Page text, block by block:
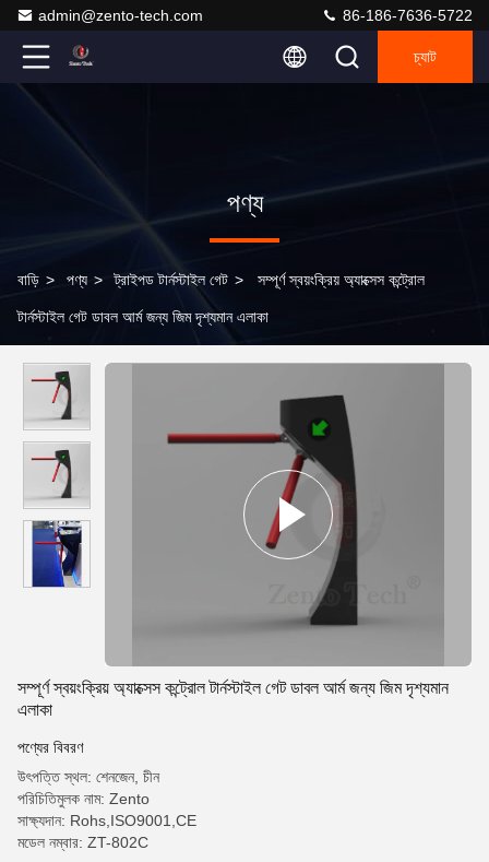
admin@zento-tech.com 86-186-7636-5722
চ্যাট
পণ্য
বাড়ি > পণ্য > ট্রাইপড টার্নস্টাইল গেট > সম্পূর্ণ স্বয়ংক্রিয় অ্যাক্সেস কন্ট্রোল
টার্নস্টাইল গেট ডাবল আর্ম জন্য জিম দৃশ্যমান এলাকা
সম্পূর্ণ স্বয়ংক্রিয় অ্যাক্সেস কন্ট্রোল টার্নস্টাইল গেট ডাবল আর্ম জন্য জিম দৃশ্যমান
এলাকা
পণ্যের বিবরণ
উৎপত্তি স্থল: শেনজেন, চীন
পরিচিতিমুলক নাম: Zento
সাক্ষ্যদান: Rohs,ISO9001,CE
মডেল নম্বার: ZT-802C